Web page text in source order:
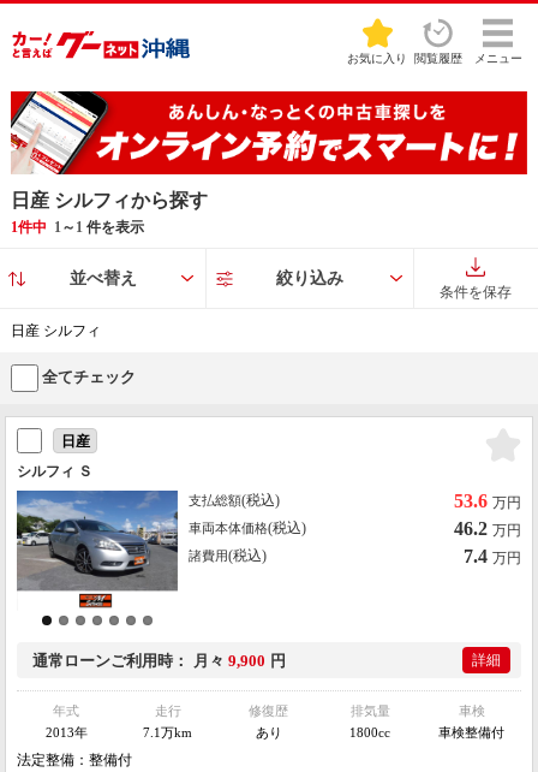
お気に入り 閲覧履歴 メニュー
日産 シルフィから探す
1件中 1～ 1件を表示
並べ替え 絞り込み
条件を保存
日産 シルフィ
全てチェック
日産
シルフィ Ｓ
支払総額(税込) 53.6 万円
車両本体価格(税込) 46.2 万円
諸費用(税込) 7.4 万円
通常ローンご利用時 月々 9,900 円 詳細
年式
2013年
走行
7.1万km
修復歴
あり
排気量
1800cc
車検
車検整備付
法定整備：整備付